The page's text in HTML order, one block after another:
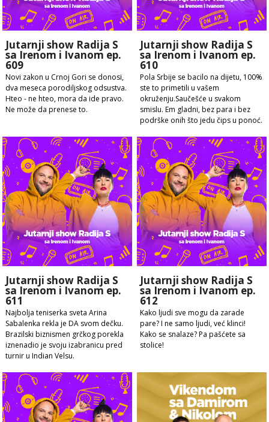
Jutarnji show Radija S
sa Irenom i Ivanom ep.
609
Novi zakon u Crnoj Gori se donosi,
dva meseca porodiljskog odsustva.
Hteo - ne hteo, mora da ide pravo.
Ne može da prenese to.
Jutarnji show Radija S
sa Irenom i Ivanom ep.
610
Pola Srbije se bacilo na dijetu, 100%
ste to primetili u vašem
okruženju.Saučešće u svakom
smislu. Em gladni, bez para i bez
podrške onih što jedu čips u ponoć.
Jutarnji show Radija S
sa Irenom i Ivanom ep.
611
Najbolja teniserka sveta Arina
Sabalenka rekla je DA svom dečku.
Brazilski biznismen grčkog porekla
iznenadio je svoju izabranicu pred
turnir u Indian Velsu.
Jutarnji show Radija S
sa Irenom i Ivanom ep.
612
Kako ljudi sve mogu da zarade
pare? I ne samo ljudi, već klinci!
Kako se snalaze? Pa pašćete sa
stolice!